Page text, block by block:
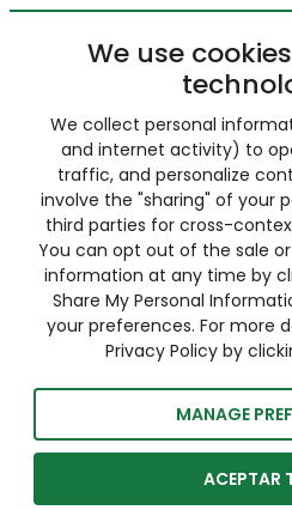
We use
We collect personal
and internet activity) to
traffic, and personalize
involve the "sharing" of your
third parties for cross-
You can opt out of the sale
information at any time by
Share My Personal
your preferences. For more
Privacy Policy by
MANAGE
ACEPTAR